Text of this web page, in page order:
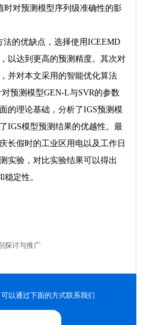
时对预测模型序列级准确性的影
法的优缺点，选择使用ICEEMD
以达到更高的预测精度。其次对
并对本文采用的智能优化算法
预测模型GEN-L与SVR的参数
的理论基础，分析了IGS预测模
IGS模型预测结果的优越性。最
长假时的工业区用电以及工作日
实验，对比实验结果可以得出
定性。
探讨与推广
以通过下面的方式联系我们